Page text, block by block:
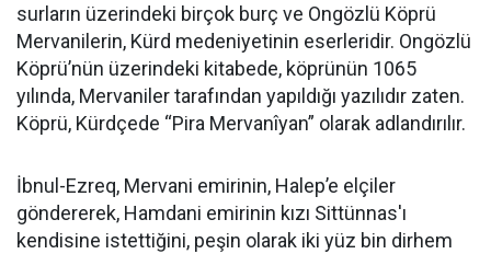
surların üzerindeki birçok burç ve Ongözlü Köprü
Mervanilerin, Kürd medeniyetinin eserleridir. Ongözlü
Köprü’nün üzerindeki kitabede, köprünün 1065
yılında, Mervaniler tarafından yapıldığı yazılıdır zaten.
Köprü, Kürdçede “Pira Mervanîyan” olarak adlandırılır.
İbnul-Ezreq, Mervani emirinin, Halep’e elçiler
göndererek, Hamdani emirinin kızı Sittünnas'ı
kendisine istettiğini, peşin olarak iki yüz bin dirhem